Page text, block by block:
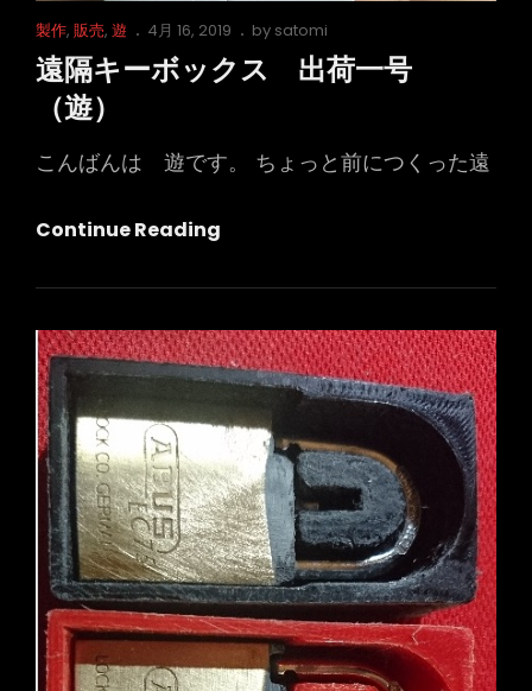
Cat
Links
製作, 販売, 遊
Posted
on
4月 16, 2019 by satomi
遠隔キーボックス 出荷一号
（遊）
こんばんは 遊です。 ちょっと前につくった遠
Continue Reading
キ
ー
ボ
ク
ス
出
荷
一
号
（遊）